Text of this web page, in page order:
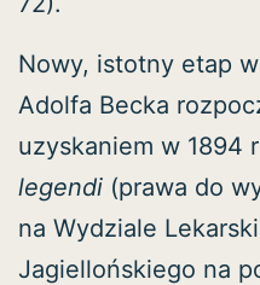
Nowy, istotny etap
Adolfa Becka
uzyskaniem w 1894
legendi (prawa do
na Wydziale
Jagiellońskiego na